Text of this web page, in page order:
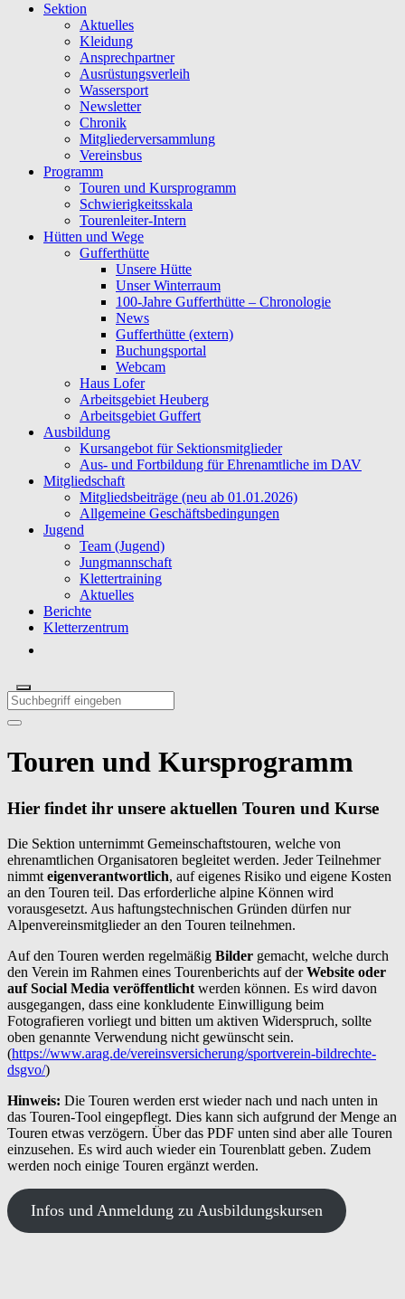
Sektion
Aktuelles
Kleidung
Ansprechpartner
Ausrüstungsverleih
Wassersport
Newsletter
Chronik
Mitgliederversammlung
Vereinsbus
Programm
Touren und Kursprogramm
Schwierigkeitsskala
Tourenleiter-Intern
Hütten und Wege
Gufferthütte
Unsere Hütte
Unser Winterraum
100-Jahre Gufferthütte – Chronologie
News
Gufferthütte (extern)
Buchungsportal
Webcam
Haus Lofer
Arbeitsgebiet Heuberg
Arbeitsgebiet Guffert
Ausbildung
Kursangebot für Sektionsmitglieder
Aus- und Fortbildung für Ehrenamtliche im DAV
Mitgliedschaft
Mitgliedsbeiträge (neu ab 01.01.2026)
Allgemeine Geschäftsbedingungen
Jugend
Team (Jugend)
Jungmannschaft
Klettertraining
Aktuelles
Berichte
Kletterzentrum
Touren und Kursprogramm
Hier findet ihr unsere aktuellen Touren und Kurse
Die Sektion unternimmt Gemeinschaftstouren, welche von
ehrenamtlichen Organisatoren begleitet werden. Jeder Teilnehmer
nimmt eigenverantwortlich, auf eigenes Risiko und eigene Kosten
an den Touren teil. Das erforderliche alpine Können wird
vorausgesetzt. Aus haftungstechnischen Gründen dürfen nur
Alpenvereinsmitglieder an den Touren teilnehmen.
Auf den Touren werden regelmäßig Bilder gemacht, welche durch
den Verein im Rahmen eines Tourenberichts auf derWebsite oder
auf Social Media veröffentlicht werden können. Es wird davon
ausgegangen, dass eine konkludente Einwilligung beim
Fotografieren vorliegt und bitten um aktiven Widerspruch, sollte
oben genannte Verwendung nicht gewünscht sein.
(https://www.arag.de/vereinsversicherung/sportverein-bildrechte-
dsgvo/)
Hinweis: Die Touren werden erst wieder nach und nach unten in
das Touren-Tool eingepflegt. Dies kann sich aufgrund der Menge an
Touren etwas verzögern. Über das PDF unten sind aber alle Touren
einzusehen. Es wird auch wieder ein Tourenblatt geben. Zudem
werden noch einige Touren ergänzt werden.
Infos und Anmeldung zu Ausbildungskursen